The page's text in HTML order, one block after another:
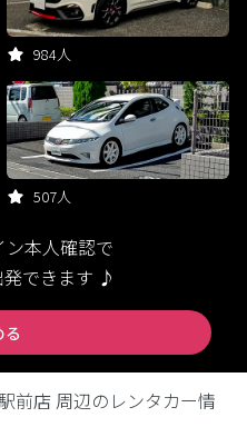
984人
507人
本人確認で
できます ♪
る
前店 周辺のレンタカー情